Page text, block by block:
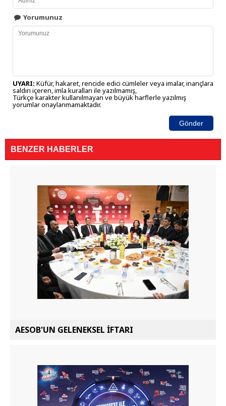
Yorumunuz
UYARI: Küfür, hakaret, rencide edici cümleler veya imalar, inançlara
saldırı içeren, imla kuralları ile yazılmamış,
Türkçe karakter kullanılmayan ve büyük harflerle yazılmış
yorumlar onaylanmamaktadır.
Gönder
BENZER HABERLER
AESOB'UN GELENEKSEL İFTARI